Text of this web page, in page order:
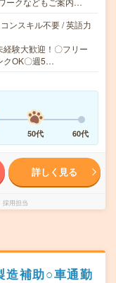
ンスキル不要 / 英語力
経験大歓迎！〇フリー
クOK〇週5…
50代 60代
詳しく見る
用担当
造補助○車通勤